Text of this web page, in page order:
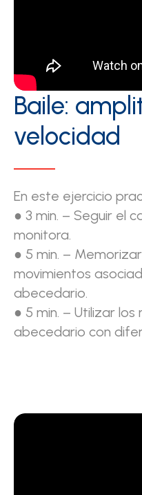
Baile:
velocidad
En este ejercicio
● 3 min. – Seguir el
monitora.
● 5 min. –
movimientos
abecedario.
● 5 min. – Utilizar
abecedario con